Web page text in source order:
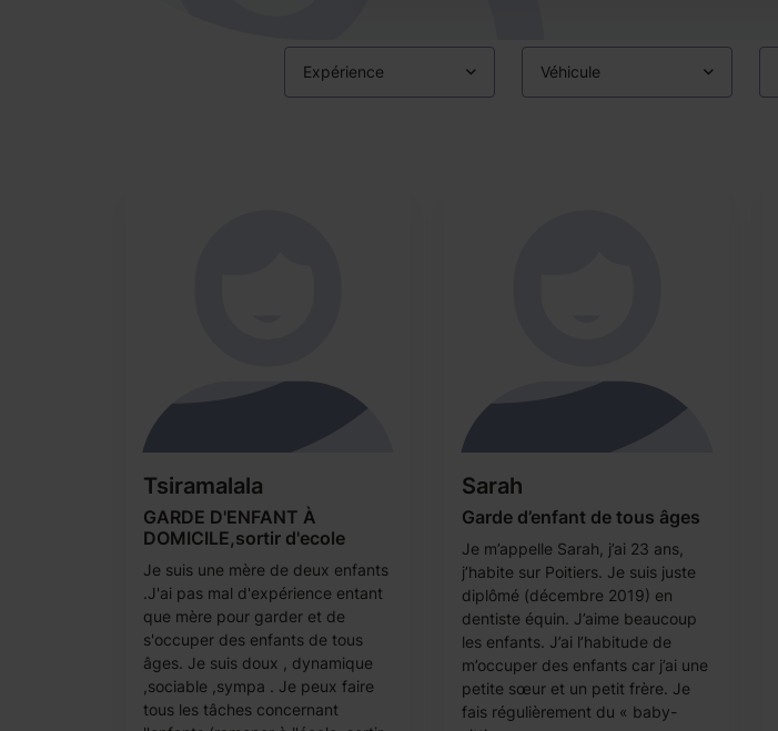
Expérience Véhicule
Tsiramalala
GARDE D'ENFANT À
DOMICILE,sortir d'ecole
Je suis une mère de deux enfants
.J'ai pas mal d'expérience entant
que mère pour garder et de
s'occuper des enfants de tous
âges. Je suis doux , dynamique
,sociable ,sympa . Je peux faire
tous les tâches concernant
Sarah
Garde d’enfant de tous âges
Je m’appelle Sarah, j’ai 23 ans,
j’habite sur Poitiers. Je suis juste
diplômé (décembre 2019) en
dentiste équin. J’aime beaucoup
les enfants. J’ai l’habitude de
m’occuper des enfants car j’ai une
petite sœur et un petit frère. Je
fais régulièrement du « baby-